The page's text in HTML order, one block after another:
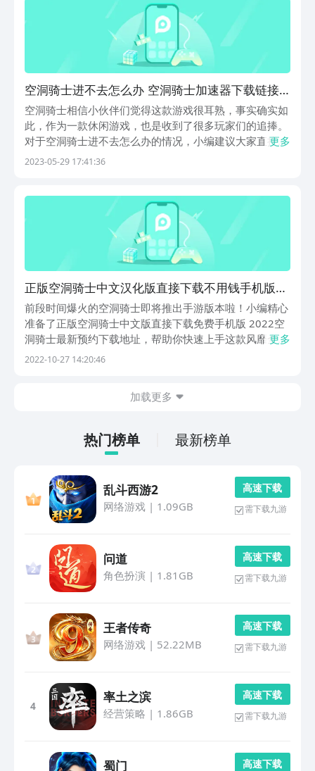
空洞骑士进不去怎么办 空洞骑士加速器下载链接
推荐
空洞骑士相信小伙伴们觉得这款游戏很耳熟，事实确实如
此，作为一款休闲游戏，也是收到了很多玩家们的追捧。
对于空洞骑士进不去怎么办的情况，小编建议大家直接使
用加速器解决，现在加速器种类多，而且加速效果不一，
更多
2023-05-29 17:41:36
正版空洞骑士中文汉化版直接下载不用钱手机版
2022空洞骑士最新预约下载安装链接
前段时间爆火的空洞骑士即将推出手游版本啦！小编精心
准备了正版空洞骑士中文版直接下载免费手机版 2022空
洞骑士最新预约下载地址，帮助你快速上手这款风靡全国
的类魂类手游，赶紧一起来看看吧！
更多
2022-10-27 14:20:46
加载更多
热门榜单 最新榜单
乱斗西游2
网络游戏| 1.09GB
高 速 下 载
需下载九游
问道
角色扮演 | 1.81GB
高 速 下 载
需下载九游
王者传奇
网络游戏| 52.22MB
高 速 下 载
需下载九游
4
率土之滨
经营策略 | 1.86GB
高 速 下 载
需下载九游
蜀门 高 速 下 载